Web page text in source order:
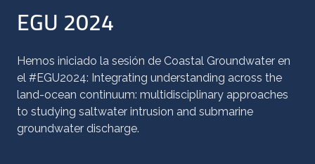
EGU 2024
Hemos iniciado la sesión de Coastal Groundwater en
el #EGU2024: Integrating understanding across the
land-ocean continuum: multidisciplinary approaches
to studying saltwater intrusion and submarine
groundwater discharge.